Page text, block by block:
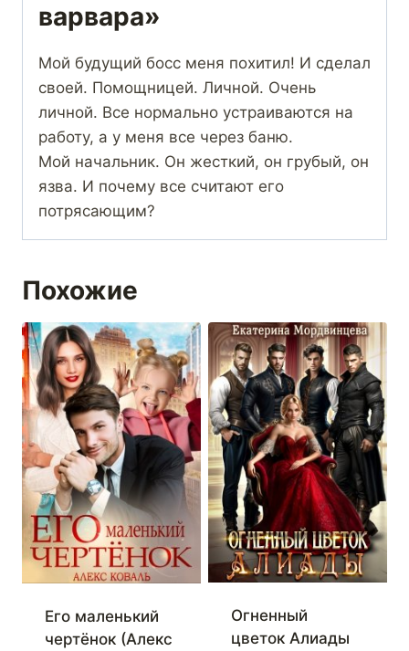
варвара»
Мой будущий босс меня похитил! И сделал
своей. Помощницей. Личной. Очень
личной. Все нормально устраиваются на
работу, а у меня все через баню.
Мой начальник. Он жесткий, он грубый, он
язва. И почему все считают его
потрясающим?
Похожие
Его маленький
чертёнок (Алекс
Огненный
цветок Алиады